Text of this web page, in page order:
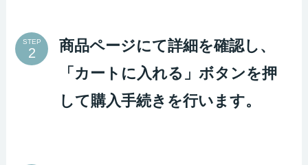
STEP
商品ページにて詳細を確認し、
「カートに入れる」ボタンを押
して購入手続きを行います。